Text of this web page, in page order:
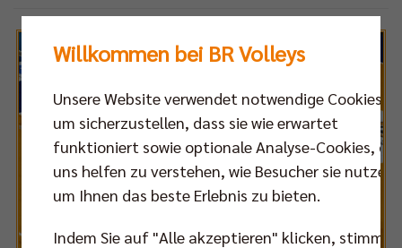
Willkommen bei BR Volleys
Unsere Website verwendet notwendige Cookies,
um sicherzustellen, dass sie wie erwartet
funktioniert sowie optionale Analyse-Cookies, die
uns helfen zu verstehen, wie Besucher sie nutzen,
um Ihnen das beste Erlebnis zu bieten.
Indem Sie auf "Alle akzeptieren" klicken, stimmen